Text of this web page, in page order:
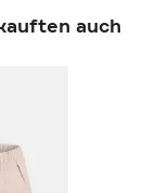
auch